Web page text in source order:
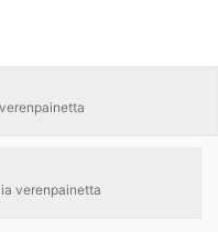
verenpainetta